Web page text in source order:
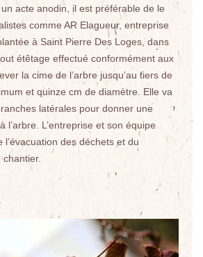
un acte anodin, il est préférable de le
comme AR Elagueur, entreprise
à Saint Pierre Des Loges, dans
étêtage effectué conformément aux
la cime de l’arbre jusqu’au tiers de
et quinze cm de diamètre. Elle va
latérales pour donner une
l’arbre. L’entreprise et son équipe
des déchets et du